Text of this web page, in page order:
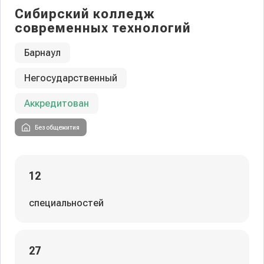
Сибирский колледж
современных технологий
Барнаул
Негосударственный
Аккредитован
Без общежития
12
специальностей
27